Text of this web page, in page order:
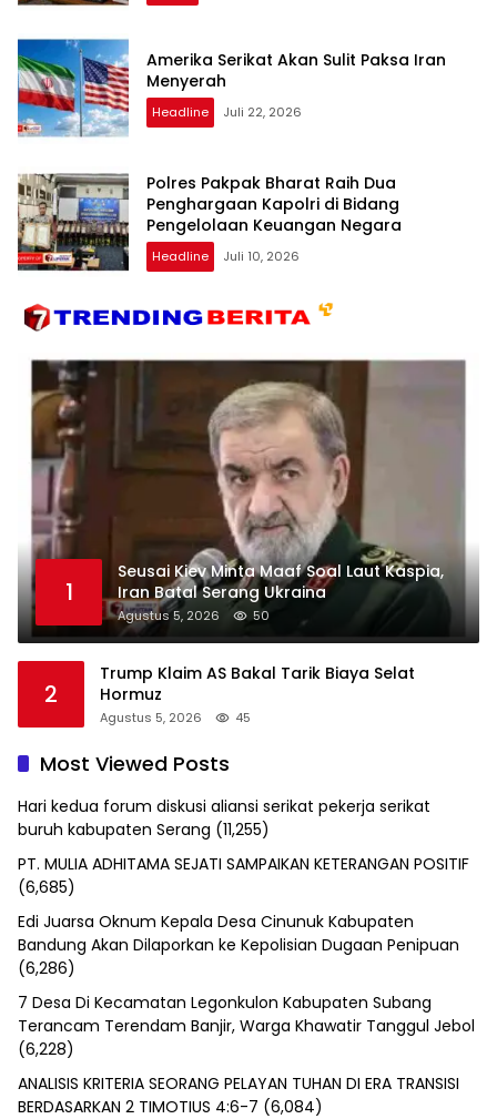
Amerika Serikat Akan Sulit Paksa Iran
Menyerah
Headline Juli 22, 2026
Polres Pakpak Bharat Raih Dua
Penghargaan Kapolri di Bidang
Pengelolaan Keuangan Negara
Headline Juli 10, 2026
1
Seusai Kiev Minta Maaf Soal Laut Kaspia,
Iran Batal Serang Ukraina
Agustus 5, 2026 50
2
Trump Klaim AS Bakal Tarik Biaya Selat
Hormuz
Agustus 5, 2026 45
Most Viewed Posts
Hari kedua forum diskusi aliansi serikat pekerja serikat
buruh kabupaten Serang (11,255)
PT. MULIA ADHITAMA SEJATI SAMPAIKAN KETERANGAN POSITIF
(6,685)
Edi Juarsa Oknum Kepala Desa Cinunuk Kabupaten
Bandung Akan Dilaporkan ke Kepolisian Dugaan Penipuan
(6,286)
7 Desa Di Kecamatan Legonkulon Kabupaten Subang
Terancam Terendam Banjir, Warga Khawatir Tanggul Jebol
(6,228)
ANALISIS KRITERIA SEORANG PELAYAN TUHAN DI ERA TRANSISI
BERDASARKAN 2 TIMOTIUS 4:6-7 (6,084)